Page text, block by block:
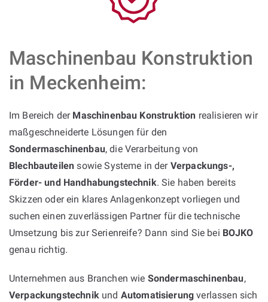
Maschinenbau Konstruktion
in Meckenheim:
Im Bereich der Maschinenbau Konstruktion realisieren wir
maßgeschneiderte Lösungen für den
Sondermaschinenbau, die Verarbeitung von
Blechbauteilen sowie Systeme in der Verpackungs-,
Förder- und Handhabungstechnik. Sie haben bereits
Skizzen oder ein klares Anlagenkonzept vorliegen und
suchen einen zuverlässigen Partner für die technische
Umsetzung bis zur Serienreife? Dann sind Sie bei BOJKO
genau richtig.
Unternehmen aus Branchen wie Sondermaschinenbau,
Verpackungstechnikund Automatisierung verlassen sich